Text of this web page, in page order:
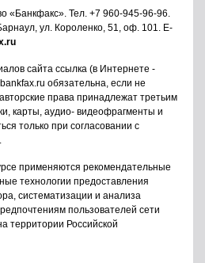
«Банкфакс» . Тел. +7 960-945-96-96
ул. Короленко, 51, оф. 101
. E-
сайта ссылка (в Интернете -
обязательна, если не
права принадлежат третьим
карты, аудио- видеофрагменты и
только при согласовании с
применяются рекомендательные
технологии предоставления
систематизации и анализа
пользователей сети
территории Российской